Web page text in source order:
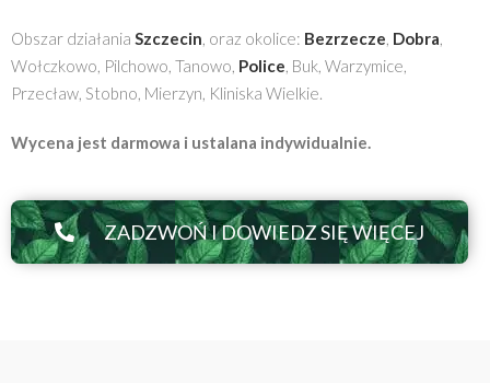
Obszar działania Szczecin, oraz okolice: Bezrzecze, Dobra,
Wołczkowo, Pilchowo, Tanowo, Police, Buk, Warzymice,
Przecław, Stobno, Mierzyn, Kliniska Wielkie.
Wycena jest darmowa i ustalana indywidualnie.
ZADZWOŃ I DOWIEDZ SIĘ WIĘCEJ